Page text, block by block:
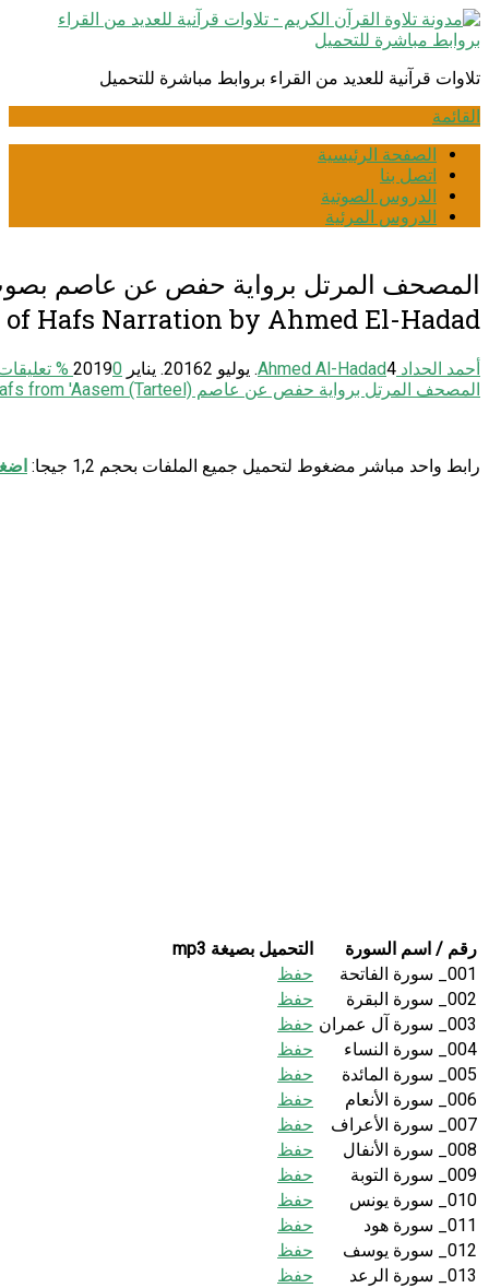
انتقل
إلى
تلاوات قرآنية للعديد من القراء بروابط مباشرة للتحميل
القائمة
الصفحة الرئيسية
اتصل بنا
الدروس الصوتية
الدروس المرئية
المصحف المرتل برواية حفص عن عاصم
Hafs Narration by Ahmed El-Hadad
أحمد الحداد Ahmed Al-Hadad 4. يوليو 2016 2. يناير 2019 0
%
المصحف المرتل برواية حفص عن عاصم Narration: Hafs from 'Aasem (Tarteel)
رابط واحد مباشر مضغوط لتحميل جميع الملفات بحجم 1,2 جيجا:
رقم / اسم السورة
التحميل بصيغة mp3
001_ سورة الفاتحة
حفظ
002_ سورة البقرة
حفظ
003_ سورة آل عمران
حفظ
004_ سورة النساء
حفظ
005_ سورة المائدة
حفظ
006_ سورة الأنعام
حفظ
007_ سورة الأعراف
حفظ
008_ سورة الأنفال
حفظ
009_ سورة التوبة
حفظ
010_ سورة يونس
حفظ
011_ سورة هود
حفظ
012_ سورة يوسف
حفظ
013_ سورة الرعد
حفظ